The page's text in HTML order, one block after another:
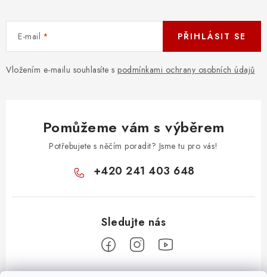
E-mail
Vložením e-mailu souhlasíte s podmínkami ochrany osobních údajů
PŘIHLÁSIT SE
Pomůžeme vám s výběrem
Potřebujete s něčím poradit? Jsme tu pro vás!
+420 241 403 648